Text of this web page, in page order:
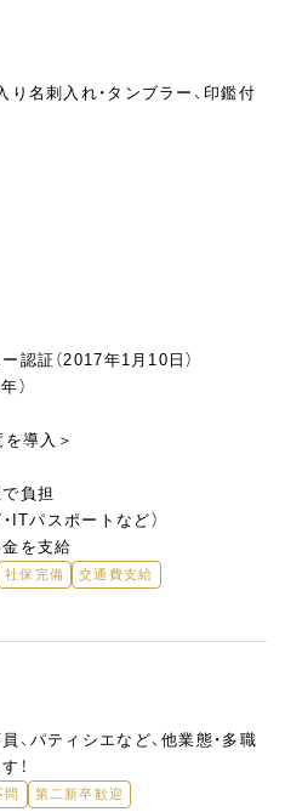
名刺入れ・タンブラー、印鑑付
認証（2017年1月10日）
）
を導入＞
負担
ITパスポートなど）
を支給
社保完備
交通費支給
パティシエなど、他業態・多職
！
問
第二新卒歓迎